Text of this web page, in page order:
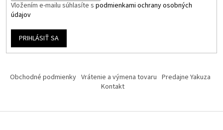
Vložením e-mailu súhlasíte s podmienkami ochrany osobných
údajov
PRIHLÁSIŤ SA
Obchodné podmienky Vrátenie a výmena tovaru Predajne Yakuza
Kontakt